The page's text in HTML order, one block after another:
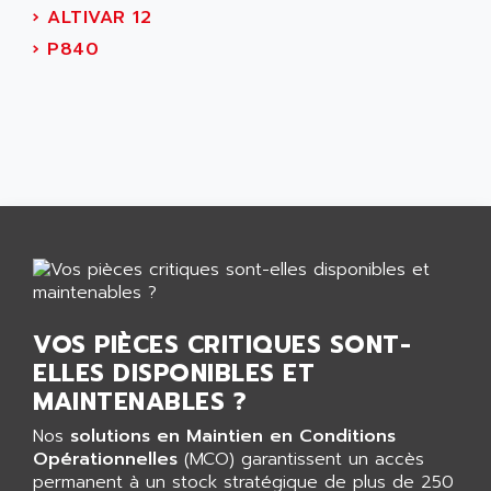
PROVIT 2000
POSITEC
ARGUS
SINUMERIK 840D
MRJ2S
ALTIVAR 5
RM3
P840
MOTEUR VSA CA
VARMECA
ASSEMTECH
ASSMANN WSW
ASTEEL
ASTROSYSTEMS
ASV
ASYS
AT&SMLBNA
AT&T MICROELECTRONICS
ATA ELECTRO TECHNIQUE
› ALTIVAR 12
› P840
VOS PIÈCES CRITIQUES SONT-
ELLES DISPONIBLES ET
MAINTENABLES ?
Nos solutions en Maintien en Conditions
Opérationnelles (MCO) garantissent un accès
permanent à un stock stratégique de plus de 250